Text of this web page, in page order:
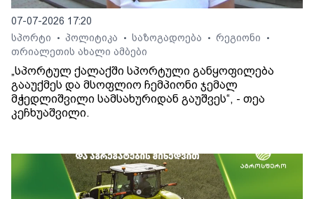
07-07-2026 17:20
სპორტი
• პოლიტიკა • საზოგადოება • რეგიონი •
თრიალეთის ახალი ამბები
„სპორტულ ქალაქში სპორტული განყოფილება
გააუქმეს და მსოფლიო ჩემპიონი ჯემალ
მჭედლიშვილი სამსახურიდან გაუშვეს“, - თეა
კეჩხუაშვილი.